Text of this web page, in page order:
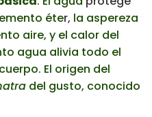
éter, la aspereza
aire, y el calor del
agua alivia todo el
El origen del
del gusto, conocido